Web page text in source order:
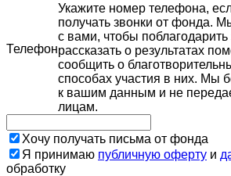
Телефон
Укажите номер телефона,
получать звонки от фонда.
с вами, чтобы поблагодарить
рассказать о результатах
сообщить о
способах участия в них. Мы
к вашим данным и не
лицам.
Хочу получать письма от фонда
Я принимаю публичную оферту и
обработку